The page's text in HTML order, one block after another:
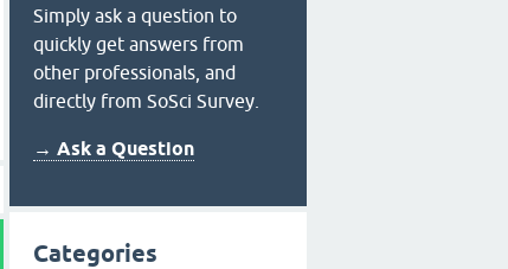
Simply ask a question to
quickly get answers from
other professionals, and
directly from SoSci Survey.
→ Ask a Question
Categories